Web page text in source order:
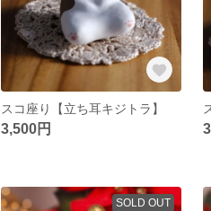
スコ座り【立ち耳キジトラ】
3,500円
SOLD OUT